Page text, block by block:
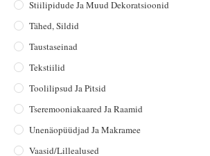
Stiilipidude Ja Muud Dekoratsioonid
Tähed, Sildid
Taustaseinad
Tekstiilid
Toolilipsud Ja Pitsid
Tseremooniakaared Ja Raamid
Unenäopüüdjad Ja Makramee
Vaasid/lillealused